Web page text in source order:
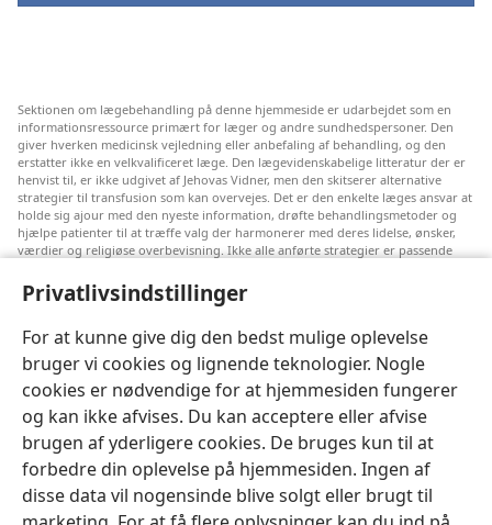
Privatlivsindstillinger
For at kunne give dig den bedst mulige oplevelse
bruger vi cookies og lignende teknologier. Nogle
cookies er nødvendige for at hjemmesiden fungerer
og kan ikke afvises. Du kan acceptere eller afvise
brugen af yderligere cookies. De bruges kun til at
forbedre din oplevelse på hjemmesiden. Ingen af
disse data vil nogensinde blive solgt eller brugt til
Sektionen om lægebehandling på denne hjemmeside er udarbejdet som en
informationsressource primært for læger og andre sundhedspersoner. Den
giver hverken medicinsk vejledning eller anbefaling af behandling, og den
erstatter ikke en velkvalificeret læge. Den lægevidenskabelige litteratur der er
henvist til, er ikke udgivet af Jehovas Vidner, men den skitserer alternative
strategier til transfusion som kan overvejes. Det er den enkelte læges ansvar at
holde sig ajour med den nyeste information, drøfte behandlingsmetoder og
hjælpe patienter til at træffe valg der harmonerer med deres lidelse, ønsker,
værdier og religiøse overbevisning. Ikke alle anførte strategier er passende
Til patienter: Søg altid råd hos din egen læge eller den behandlingsansvarlige
hvis du har mistanke om at du er syg.
Denne hjemmeside reguleres efter dens anvendelsesvilkår.
Indstillinger for udseende